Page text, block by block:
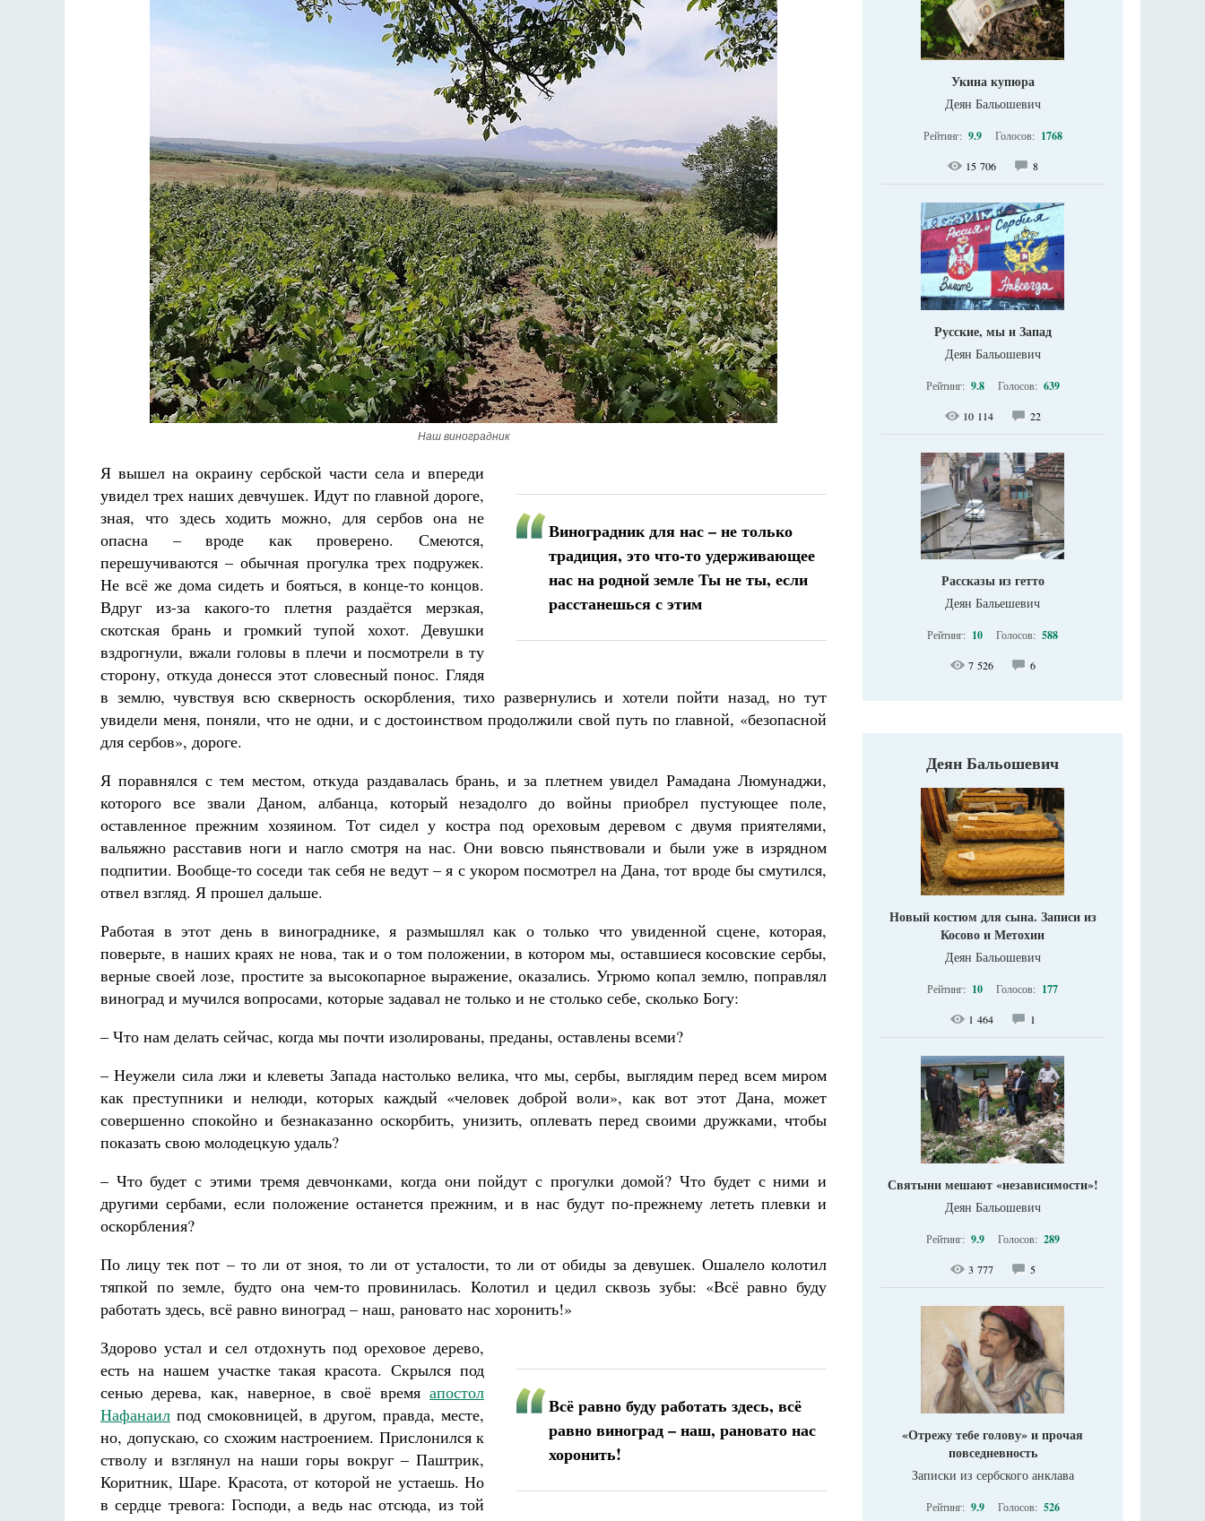
Наш виноградник
Виноградник для нас – не только
традиция, это что-то удерживающее
нас на родной земле Ты не ты, если
расстанешься с этим
Я вышел на окраину сербской части села и впереди
увидел трех наших девчушек. Идут по главной дороге,
зная, что здесь ходить можно, для сербов она не
опасна – вроде как проверено. Смеются,
перешучиваются – обычная прогулка трех подружек.
Не всё же дома сидеть и бояться, в конце-то концов.
Вдруг из-за какого-то плетня раздаётся мерзкая,
скотская брань и громкий тупой хохот. Девушки
вздрогнули, вжали головы в плечи и посмотрели в ту
сторону, откуда донесся этот словесный понос. Глядя
в землю, чувствуя всю скверность оскорбления, тихо развернулись и хотели пойти назад, но тут
увидели меня, поняли, что не одни, и с достоинством продолжили свой путь по главной, «безопасной
для сербов», дороге.
Я поравнялся с тем местом, откуда раздавалась брань, и за плетнем увидел Рамадана Люмунаджи,
которого все звали Даном, албанца, который незадолго до войны приобрел пустующее поле,
оставленное прежним хозяином. Тот сидел у костра под ореховым деревом с двумя приятелями,
вальяжно расставив ноги и нагло смотря на нас. Они вовсю пьянствовали и были уже в изрядном
подпитии. Вообще-то соседи так себя не ведут – я с укором посмотрел на Дана, тот вроде бы смутился,
отвел взгляд. Я прошел дальше.
Работая в этот день в винограднике, я размышлял как о только что увиденной сцене, которая,
поверьте, в наших краях не нова, так и о том положении, в котором мы, оставшиеся косовские сербы,
верные своей лозе, простите за высокопарное выражение, оказались. Угрюмо копал землю, поправлял
виноград и мучился вопросами, которые задавал не только и не столько себе, сколько Богу:
– Что нам делать сейчас, когда мы почти изолированы, преданы, оставлены всеми?
– Неужели сила лжи и клеветы Запада настолько велика, что мы, сербы, выглядим перед всем миром
как преступники и нелюди, которых каждый «человек доброй воли», как вот этот Дана, может
совершенно спокойно и безнаказанно оскорбить, унизить, оплевать перед своими дружками, чтобы
показать свою молодецкую удаль?
– Что будет с этими тремя девчонками, когда они пойдут с прогулки домой? Что будет с ними и
другими сербами, если положение останется прежним, и в нас будут по-прежнему лететь плевки и
оскорбления?
По лицу тек пот – то ли от зноя, то ли от усталости, то ли от обиды за девушек. Ошалело колотил
тяпкой по земле, будто она чем-то провинилась. Колотил и цедил сквозь зубы: «Всё равно буду
работать здесь, всё равно виноград – наш, рановато нас хоронить!»
Всё равно буду работать здесь, всё
равно виноград – наш, рановато нас
хоронить!
Здорово устал и сел отдохнуть под ореховое дерево,
есть на нашем участке такая красота. Скрылся под
сенью дерева, как, наверное, в своё время апостол
Нафанаил под смоковницей, в другом, правда, месте,
но, допускаю, со схожим настроением. Прислонился к
стволу и взглянул на наши горы вокруг – Паштрик,
Коритник, Шаре. Красота, от которой не устаешь. Но
в сердце тревога: Господи, а ведь нас отсюда, из той
Укина купюра
Деян Бальошевич
Рейтинг: 9.9 Голосов: 1768
15 706 8
Русские, мы и Запад
Деян Бальошевич
Рейтинг: 9.8 Голосов: 639
10 114 22
Рассказы из гетто
Деян Бальешевич
Рейтинг: 10 Голосов: 588
7 526 6
Деян Бальошевич
Новый костюм для сына. Записи из
Косово и Метохии
Деян Бальошевич
Рейтинг: 10 Голосов: 177
1 464 1
Святыни мешают «независимости»!
Деян Бальошевич
Рейтинг: 9.9 Голосов: 289
3 777 5
«Отрежу тебе голову» и прочая
повседневность
Записки из сербского анклава
Рейтинг: 9.9 Голосов: 526